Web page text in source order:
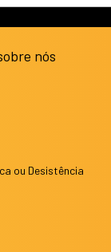
nós
ou Desistência